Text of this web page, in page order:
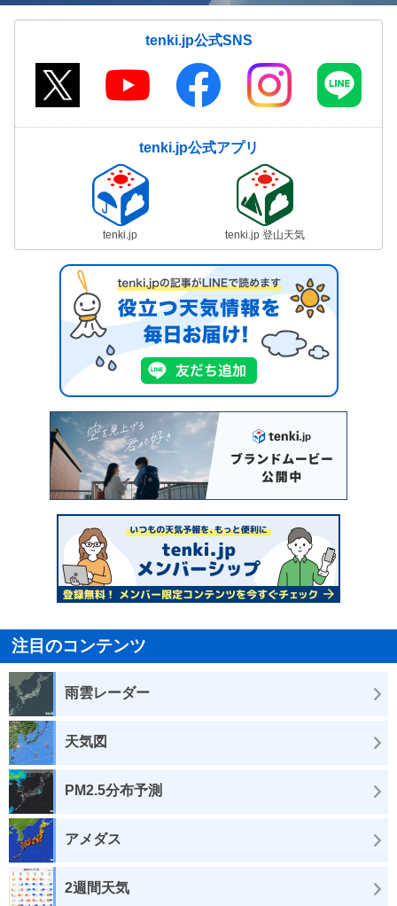
tenki.jp公式SNS
tenki.jp公式アプリ
tenki.jp tenki.jp 登山天気
注目のコンテンツ
雨雲レーダー
天気図
PM2.5分布予測
アメダス
2週間天気